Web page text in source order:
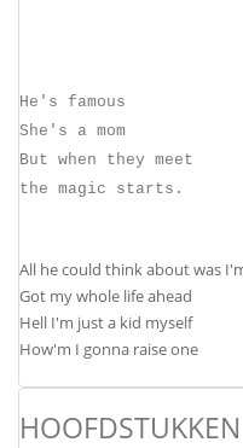
He's famous
She's a mom
But when they meet
the magic starts.
All he could think about was
Got my whole life ahead
Hell I'm just a kid myself
How'm I gonna raise one
HOOFDSTUKKEN